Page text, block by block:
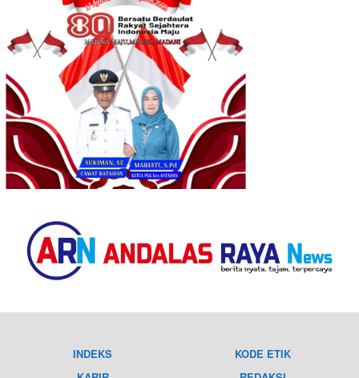
INDEKS
KODE ETIK